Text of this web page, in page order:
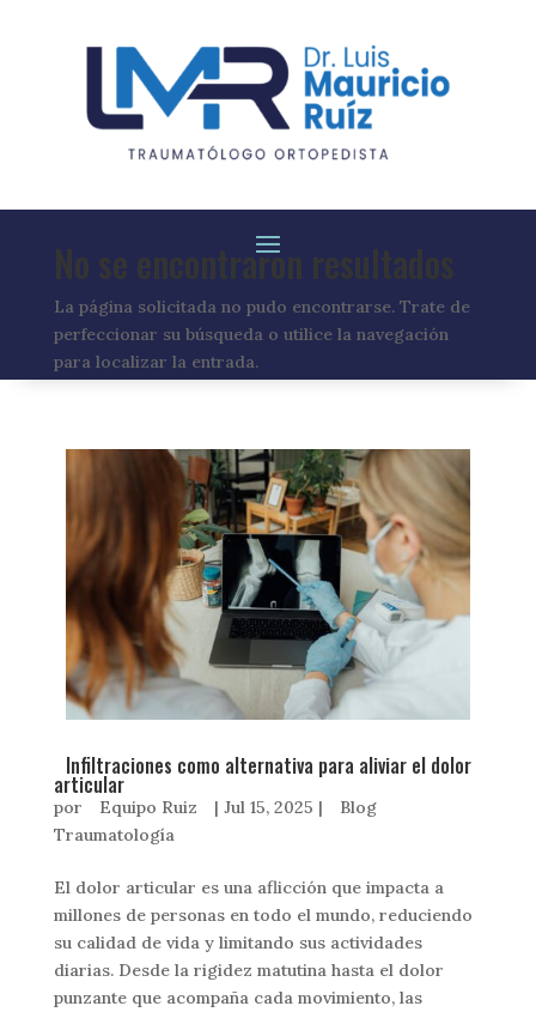
No se encontraron resultados
La página solicitada no pudo encontrarse. Trate de
perfeccionar su búsqueda o utilice la navegación
para localizar la entrada.
Infiltraciones como alternativa para aliviar el dolor
articular
por Equipo Ruiz | Jul 15, 2025 |
Blog
Traumatología
El dolor articular es una aflicción que impacta a
millones de personas en todo el mundo, reduciendo
su calidad de vida y limitando sus actividades
diarias. Desde la rigidez matutina hasta el dolor
punzante que acompaña cada movimiento, las